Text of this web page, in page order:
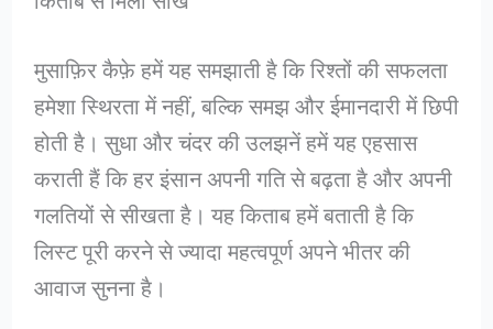
मुसाफ़िर कैफ़े हमें यह समझाती है कि रिश्तों की सफलता
हमेशा स्थिरता में नहीं, बल्कि समझ और ईमानदारी में छिपी
होती है। सुधा और चंदर की उलझनें हमें यह एहसास
कराती हैं कि हर इंसान अपनी गति से बढ़ता है और अपनी
गलतियों से सीखता है। यह किताब हमें बताती है कि
लिस्ट पूरी करने से ज्यादा महत्वपूर्ण अपने भीतर की
आवाज सुनना है।